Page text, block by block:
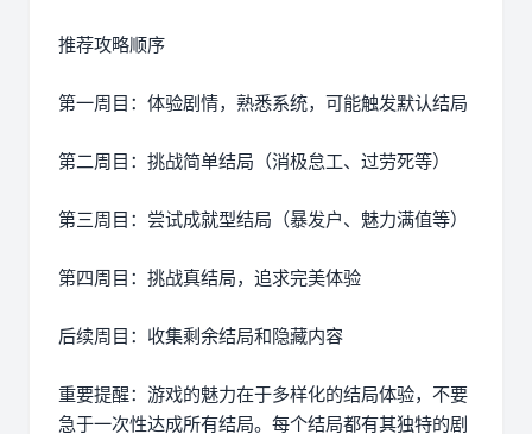
推荐攻略顺序
第一周目：体验剧情，熟悉系统，可能触发默认结局
第二周目：挑战简单结局（消极怠工、过劳死等）
第三周目：尝试成就型结局（暴发户、魅力满值等）
第四周目：挑战真结局，追求完美体验
后续周目：收集剩余结局和隐藏内容
重要提醒：游戏的魅力在于多样化的结局体验，不要
急于一次性达成所有结局。每个结局都有其独特的剧